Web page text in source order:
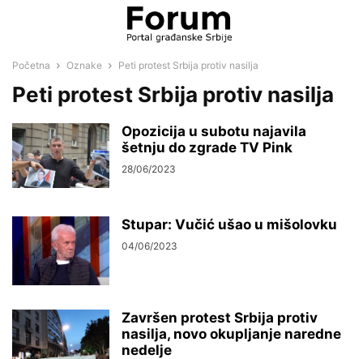
Početna Oznake Peti protest Srbija protiv nasilja
Peti protest Srbija protiv nasilja
Opozicija u subotu najavila
šetnju do zgrade TV Pink
28/06/2023
Stupar: Vučić ušao u mišolovku
04/06/2023
Završen protest Srbija protiv
nasilja, novo okupljanje naredne
nedelje